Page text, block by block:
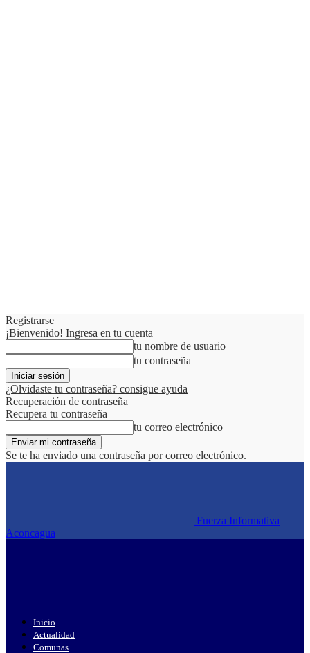
Registrarse
¡Bienvenido! Ingresa en tu cuenta
tu nombre de usuario
tu contraseña
¿Olvidaste tu contraseña? consigue ayuda
Recuperación de contraseña
Recupera tu contraseña
tu correo electrónico
Se te ha enviado una contraseña por correo electrónico.
Fuerza Informativa
Aconcagua
Inicio
Actualidad
Comunas